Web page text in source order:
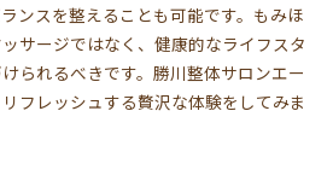
ンスを整えることも可能です。もみほ
サージではなく、健康的なライフスタ
られるべきです。勝川整体サロンエー
フレッシュする贅沢な体験をしてみま